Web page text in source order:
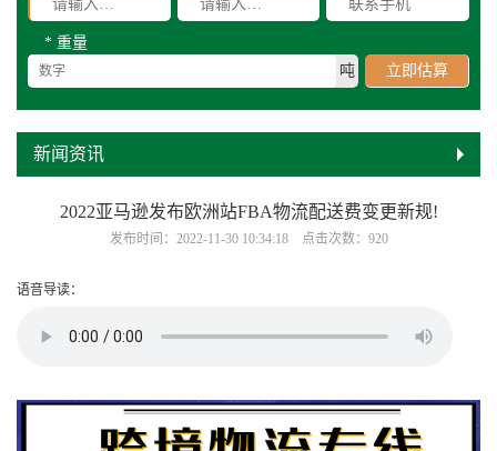
* 重量
吨
立即估算
新闻资讯
2022亚马逊发布欧洲站FBA物流配送费变更新规!
发布时间：2022-11-30 10:34:18 点击次数：920
语音导读：